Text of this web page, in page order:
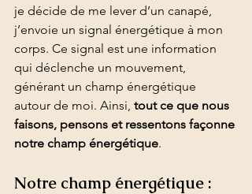
je décide de me lever d’un canapé,
j’envoie un signal énergétique à mon
corps. Ce signal est une information
qui déclenche un mouvement,
générant un champ énergétique
autour de moi. Ainsi, tout ce que nous
faisons, pensons et ressentons façonne
notre champ énergétique.
Notre champ énergétique :